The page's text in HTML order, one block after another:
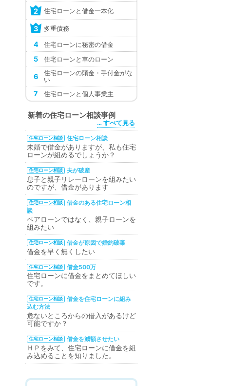
2 住宅ローンと借金一本化
3 多重債務
4 住宅ローンに秘密の借金
5 住宅ローンと車のローン
6
住宅ローンの頭金・手付金がな
い
7 住宅ローンと個人事業主
新着の住宅ローン相談事例
… すべて見る
住宅ローン相談 住宅ローン相談
未婚で借金がありますが、私も住宅
ローンが組めるでしょうか？
住宅ローン相談 夫が破産
息子と親子リレーローンを組みたい
のですが、借金があります
住宅ローン相談
借金のある住宅ローン相
談
ペアローンではなく、親子ローンを
組みたい
住宅ローン相談 借金が原因で婚約破棄
借金を早く無くしたい
住宅ローン相談 借金500万
住宅ローンに借金をまとめてほしい
です。
住宅ローン相談
借金を住宅ローンに組み
込む方法
危ないところからの借入があるけど
可能ですか？
住宅ローン相談 借金を減額させたい
ＨＰをみて、住宅ローンに借金を組
み込めることを知りました。